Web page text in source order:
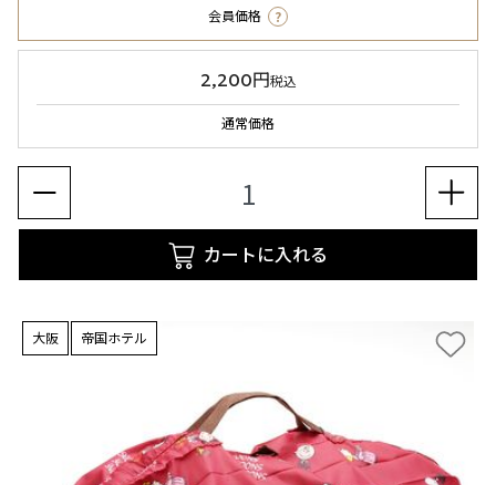
会員価格 ?
2,200円税込
通常価格
カートに入れる
大阪 帝国ホテル